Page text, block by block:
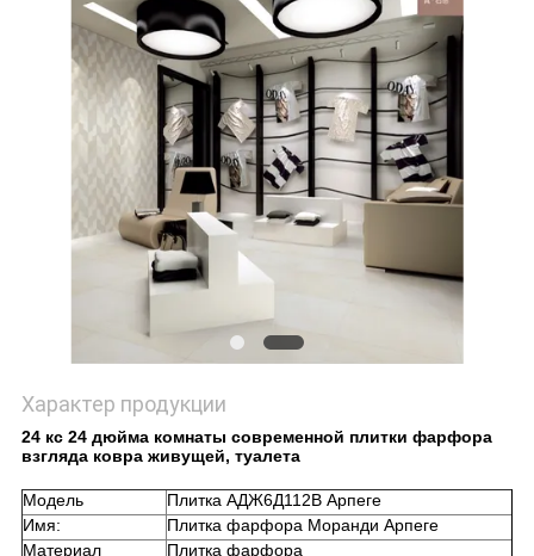
Характер продукции
24 кс 24 дюйма комнаты современной плитки фарфора
взгляда ковра живущей, туалета
Модель
Плитка АДЖ6Д112В Арпеге
Имя:
Плитка фарфора Моранди Арпеге
Материал
Плитка фарфора